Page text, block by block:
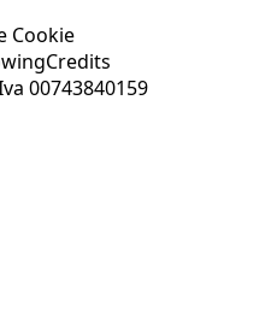
Cookie
Credits
00743840159